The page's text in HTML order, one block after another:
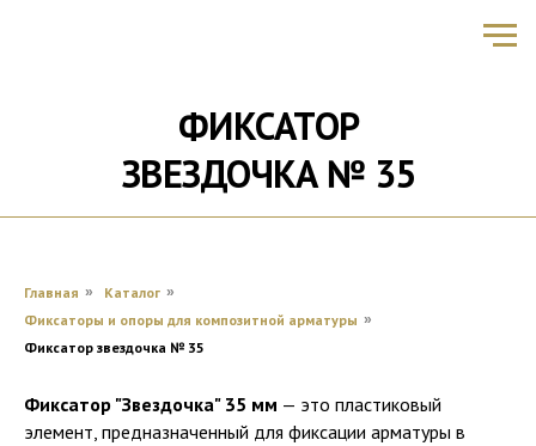
ФИКСАТОР
ЗВЕЗДОЧКА № 35
Главная » Каталог »
Фиксаторы и опоры для композитной арматуры »
Фиксатор звездочка № 35
Фиксатор "Звездочка" 35 мм — это пластиковый
элемент, предназначенный для фиксации арматуры в